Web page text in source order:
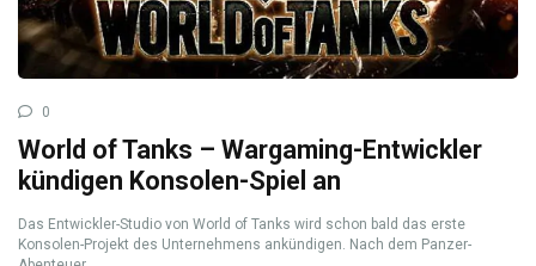
0
World of Tanks – Wargaming-Entwickler
kündigen Konsolen-Spiel an
Das Entwickler-Studio von World of Tanks wird schon bald das erste
Konsolen-Projekt des Unternehmens ankündigen. Nach dem Panzer-